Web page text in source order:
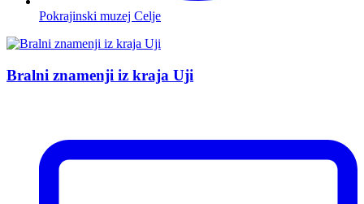
Pokrajinski muzej Celje
Bralni znamenji iz kraja Uji